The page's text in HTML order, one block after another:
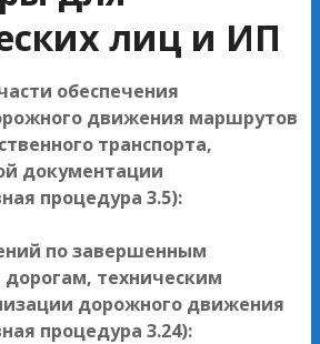
лиц и ИП
обеспечения
движения маршрутов
транспорта,
документации
процедура 3.5):
по завершенным
дорогам, техническим
дорожного движения
процедура 3.24):